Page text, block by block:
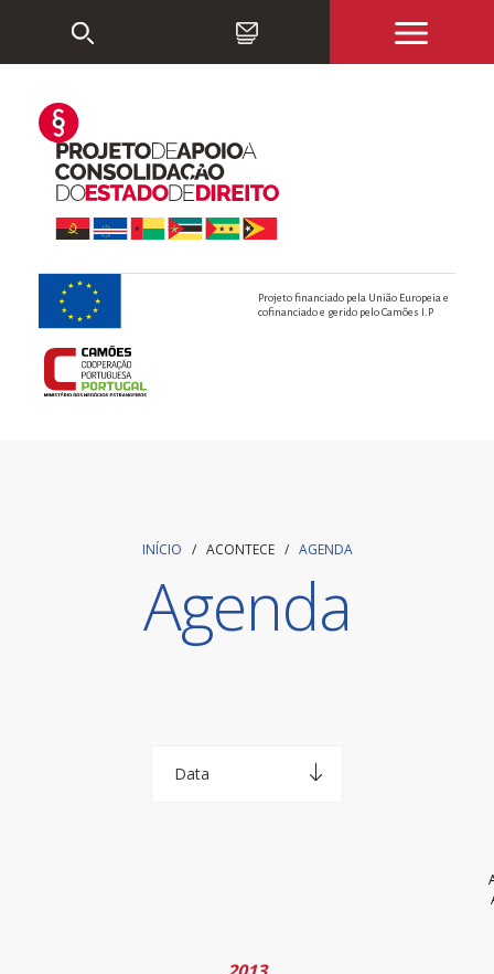
Projeto financiado pela União Europeia e
cofinanciado e gerido pelo Camões I.P
INÍCIO / ACONTECE / AGENDA
Agenda